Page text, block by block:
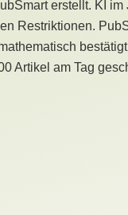
erstellt. KI
Restriktionen.
Artikel am Tag